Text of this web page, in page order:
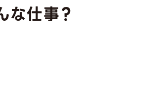
な仕事？